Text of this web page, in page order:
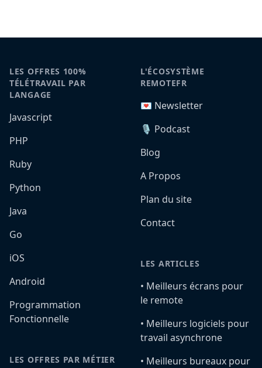
LES OFFRES 100%
TÉLÉTRAVAIL PAR
LANGAGE
Javascript
PHP
Ruby
Python
Java
Go
iOS
Android
Programmation
Fonctionnelle
LES OFFRES PAR MÉTIER
L'ÉCOSYSTÈME
REMOTEFR
💌 Newsletter
🎙️ Podcast
Blog
A Propos
Plan du site
Contact
LES ARTICLES
•️ Meilleurs écrans pour
le remote
•️ Meilleurs logiciels pour
travail asynchrone
•️ Meilleurs bureaux pour